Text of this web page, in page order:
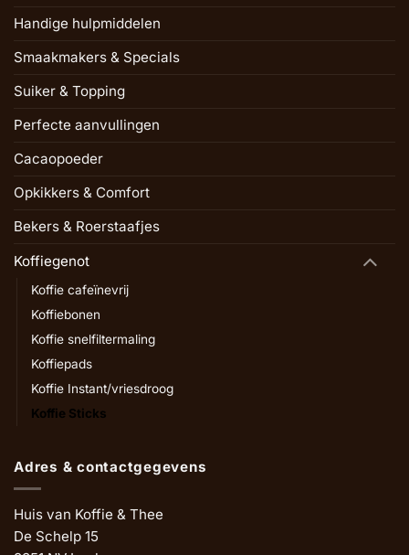
Handige hulpmiddelen
Smaakmakers & Specials
Suiker & Topping
Perfecte aanvullingen
Cacaopoeder
Opkikkers & Comfort
Bekers & Roerstaafjes
Koffiegenot
Koffie cafeïnevrij
Koffiebonen
Koffie snelfiltermaling
Koffiepads
Koffie Instant/vriesdroog
Koffie Sticks
Adres & contactgegevens
Huis van Koffie & Thee
De Schelp 15